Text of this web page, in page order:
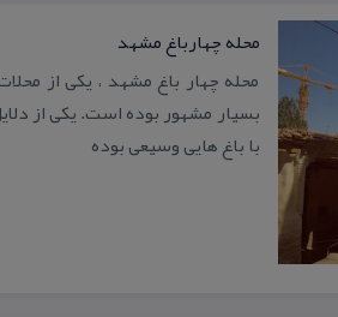
محله چهارباغ مشهد
محله چهار باغ مشهد ، یكی از
بسیار مشهور بوده است. یكی از
با باغ هایی وسیعی بوده